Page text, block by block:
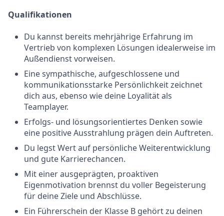
Qualifikationen
Du kannst bereits mehrjährige Erfahrung im
Vertrieb von komplexen Lösungen idealerweise im
Außendienst vorweisen.
Eine sympathische, aufgeschlossene und
kommunikationsstarke Persönlichkeit zeichnet
dich aus, ebenso wie deine Loyalität als
Teamplayer.
Erfolgs- und lösungsorientiertes Denken sowie
eine positive Ausstrahlung prägen dein Auftreten.
Du legst Wert auf persönliche Weiterentwicklung
und gute Karrierechancen.
Mit einer ausgeprägten, proaktiven
Eigenmotivation brennst du voller Begeisterung
für deine Ziele und Abschlüsse.
Ein Führerschein der Klasse B gehört zu deinen